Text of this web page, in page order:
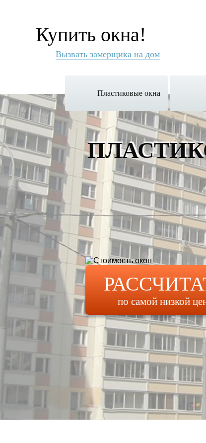
Купить окна!
Вызвать замерщика на дом
Пластиковые окна
по самой низкой